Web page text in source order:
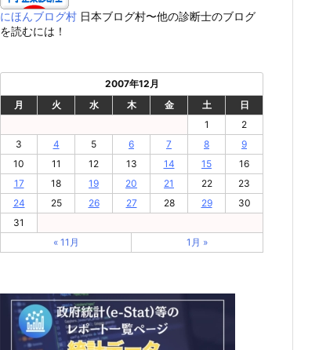
にほんブログ村 日本ブログ村〜他の診断士のブログ
を読むには！
2007年12月
月
火 水 木 金 土
日
1
2
3
4 5 6 7 8
9
10
11 12 13 14 15
16
17
18 19 20 21 22
23
24
25 26 27 28 29
30
31
« 11月
1月 »